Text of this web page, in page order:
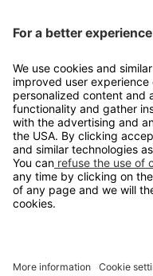
Kontakt
info@gerdmans.no
67 80 56 20
Åpningstid
Hverdager 08:00-16:00